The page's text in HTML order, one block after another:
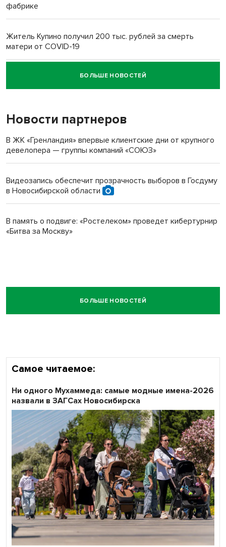
фабрике
Житель Купино получил 200 тыс. рублей за смерть
матери от COVID-19
Новосибирский суд наказал водителя за смерть
пенсионерки на вокзале
БОЛЬШЕ НОВОСТЕЙ
Новости партнеров
В ЖК «Гренландия» впервые клиентские дни от крупного
девелопера — группы компаний «СОЮЗ»
Видеозапись обеспечит прозрачность выборов в Госдуму
в Новосибирской области
В память о подвиге: «Ростелеком» проведет кибертурнир
«Битва за Москву»
БОЛЬШЕ НОВОСТЕЙ
Самое читаемое:
Ни одного Мухаммеда: самые модные имена-2026
назвали в ЗАГСах Новосибирска